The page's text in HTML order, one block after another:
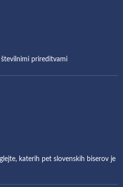
številnimi prireditvami
katerih pet slovenskih biserov je